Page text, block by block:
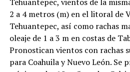
2 a 4 metros (m) en el litoral de
Tehuantepec, así como rachas
oleaje de 1 a 3 m en costas de
Pronostican vientos con rachas
para Coahuila y Nuevo León. Se